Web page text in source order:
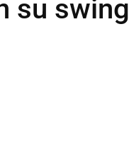
su swing